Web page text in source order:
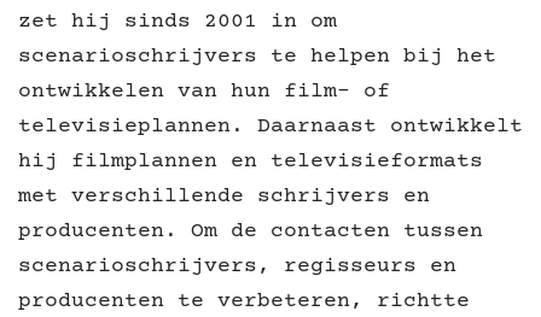
zet hij sinds 2001 in om
scenarioschrijvers te helpen bij het
ontwikkelen van hun film- of
televisieplannen. Daarnaast ontwikkelt
hij filmplannen en televisieformats
met verschillende schrijvers en
producenten. Om de contacten tussen
scenarioschrijvers, regisseurs en
producenten te verbeteren, richtte